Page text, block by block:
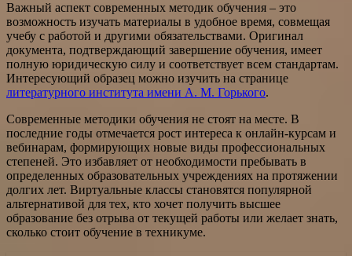
Важный аспект современных методик обучения – это
возможность изучать материалы в удобное время, совмещая
учебу с работой и другими обязательствами. Оригинал
документа, подтверждающий завершение обучения, имеет
полную юридическую силу и соответствует всем стандартам.
Интересующий образец можно изучить на странице
литературного института имени А. М. Горького.
Современные методики обучения не стоят на месте. В
последние годы отмечается рост интереса к онлайн-курсам и
вебинарам, формирующих новые виды профессиональных
степеней. Это избавляет от необходимости пребывать в
определенных образовательных учреждениях на протяжении
долгих лет. Виртуальные классы становятся популярной
альтернативой для тех, кто хочет получить высшее
образование без отрыва от текущей работы или желает знать,
сколько стоит обучение в техникуме.